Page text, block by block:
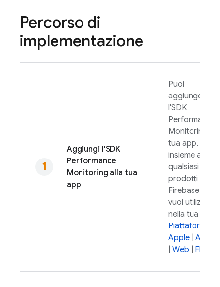
Percorso di
implementazione
Aggiungi l'SDK
Performance
Monitoring alla tua
app
Puoi
aggiungere
l'SDK
Performance
Monitoring
tua app,
insieme a
qualsiasi altro
prodotti
Firebase che
vuoi utilizzare
nella tua app.
Piattaforme
Apple
Web Flutter